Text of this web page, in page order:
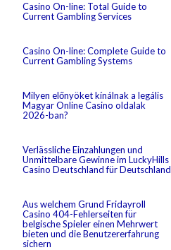
Casino On-line: Total Guide to
Current Gambling Services
Casino On-line: Complete Guide to
Current Gambling Systems
Milyen előnyöket kínálnak a legális
Magyar Online Casino oldalak
2026-ban?
Verlässliche Einzahlungen und
Unmittelbare Gewinne im LuckyHills
Casino Deutschland für Deutschland
Aus welchem Grund Fridayroll
Casino 404-Fehlerseiten für
belgische Spieler einen Mehrwert
bieten und die Benutzererfahrung
sichern